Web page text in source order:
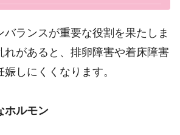
バランスが重要な役割を果たしま
れがあると、排卵障害や着床障害
しにくくなります。
ホルモン